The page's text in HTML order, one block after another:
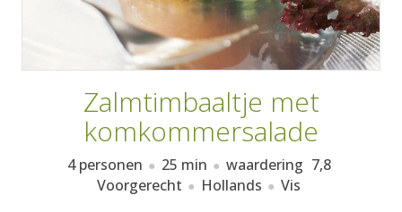
Zalmtimbaaltje met
komkommersalade
4 personen 25 min waardering 7,8
Voorgerecht
Hollands Vis